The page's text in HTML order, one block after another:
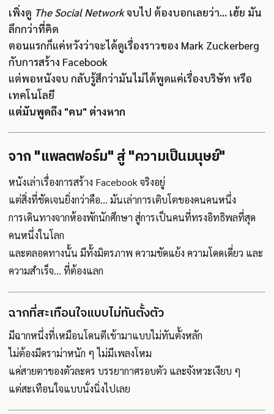
เพิ่งดู The Social Networkจบไป ต้องบอกเลยว่า... เฮ้ย มัน
ลึกกว่าที่คิด
ตอนแรกก็แค่หวังว่าจะได้ดูเรื่องราวของ Mark Zuckerberg
กับการสร้าง Facebook
แต่พอหนังจบ กลับรู้สึกว่ามันไม่ได้พูดแค่เรื่องบริษัท หรือ
เทคโนโลยี
แต่มันพูดถึง "คน" ต่างหาก
จาก "แพลตฟอร์ม" สู่ "ความเป็นมนุษย์"
หนังเล่าเรื่องการสร้าง Facebook จริงอยู่
แต่สิ่งที่ชัดเจนยิ่งกว่าคือ... มันเล่าการเติบโตของคนคนหนึ่ง
การเดินทางจากห้องพักนักศึกษา สู่การเป็นคนที่ทรงอิทธิพลที่สุด
คนหนึ่งในโลก
และตลอดทางนั้น มีทั้งมิตรภาพ ความขัดแย้ง ความโดดเดี่ยว และ
ความสำเร็จ... ที่ต้องแลก
ฉากที่สะเทือนใจแบบไม่ทันตั้งตัว
มีฉากหนึ่งที่เหมือนโดนตีเข้ามาแบบไม่ทันตั้งหลัก
ไม่ต้องมีดราม่าหนัก ๆ ไม่มีเพลงโหม
แค่สายตาของตัวละคร บรรยากาศรอบตัว และจังหวะเงียบ ๆ
แต่สะเทือนใจแบบนั่งนิ่งไปเลย